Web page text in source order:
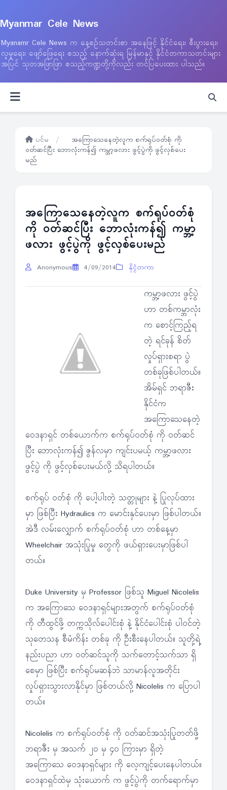
Myanmar Cele News
Myanamr Cele News က နေ့စဉ်သတင်းစာ အနေဖြင့် နိုင်ငံရေး၊ စီးပွားရေး၊
လူမှုရေး၊ ဖျော်ဖြေရေး စသည့် နောက်ဆုံးရ မြန်မာနှင့် နိုင်ငံတကာသတင်းများ
အပြင် သုတအဖြာဖြာ စသည့်ကဏ္ဍတို့ကိုလည်း တင်ပြပေးထား ပါသည်။
ပင်မ /
အကြောသေနေတဲ့လူက စက်ရုပ်ဝတ်စုံ ကို
ဝတ်ဆင်ပြီး ဘောလုံးကန်၍ ကမ္ဘာ့ဖလား ဖွင့်ပွဲကို ဖွင့်လှစ်ပေး
မည်
အကြောသေနေတဲ့လူက စက်ရုပ်ဝတ်စုံ
ကို ဝတ်ဆင်ပြီး ဘောလုံးကန်၍ ကမ္ဘာ့
ဖလား ဖွင့်ပွဲကို ဖွင့်လှစ်ပေးမည်
Anonymous 4/09/2014 နိုင္ငံတကာ
ကမ္ဘာ့ဖလား ဖွင့်ပွဲ
ဟာ တစ်ကမ္ဘာလုံး
က စောင့်ကြည့်ရ
တဲ့ ရင်ခုန် စိတ်
လှုပ်ရှားစရာ ပွဲ
တစ်ခုဖြစ်ပါတယ်။
အိမ်ရှင် ဘရာဇီး
နိုင်ငံက
အကြောသေနေတဲ့
ဝေဒနာရှင် တစ်ယောက်က စက်ရုပ်ဝတ်စုံ ကို ဝတ်ဆင်
ပြီး ဘောလုံးကန်၍ ဇွန်လမှာ ကျင်းပမယ့် ကမ္ဘာ့ဖလား
ဖွင့်ပွဲ ကို ဖွင့်လှစ်ပေးမယ်လို့ သိရပါတယ်။
စက်ရုပ် ဝတ်စုံ ကို ပေါ့ပါးတဲ့ သတ္တုများ နဲ့ ပြုလုပ်ထား
မှာ ဖြစ်ပြီး Hydraulics က မောင်းနှင်ပေးမှာ ဖြစ်ပါတယ်။
အဲဒီ လမ်းလျှောက် စက်ရုပ်ဝတ်စုံ ဟာ တစ်နေ့မှာ
Wheelchair အသုံးပြုမှု တွေကို ဖယ်ရှားပေးမှာဖြစ်ပါ
တယ်။
Duke University မှ Professor ဖြစ်သူ Miguel Nicolelis
က အကြောသေ ဝေဒနာရှင်များအတွက် စက်ရုပ်ဝတ်စုံ
ကို တီထွင်ဖို့ တက္ကသိုလ်ပေါင်းစုံ နဲ့ နိုင်ငံပေါင်းစုံ ပါဝင်တဲ့
သုတေသန စီမံကိန်း တစ်ခု ကို ဦးစီးနေပါတယ်။ သူတို့ရဲ့
နည်းပညာ ဟာ ဝတ်ဆင်သူကို သက်တောင့်သက်သာ ရှိ
စေမှာ ဖြစ်ပြီး စက်ရုပ်မဆန်ဘဲ သာမာန်လူအတိုင်း
လှုပ်ရှားသွားလာနိုင်မှာ ဖြစ်တယ်လို့ Nicolelis က ပြောပါ
တယ်။
Nicolelis က စက်ရုပ်ဝတ်စုံ ကို ဝတ်ဆင်အသုံးပြုတတ်ဖို့
ဘရာဇီး မှ အသက် ၂၀ မှ ၄၀ ကြားမှာ ရှိတဲ့
အကြောသေ ဝေဒနာရှင်များ ကို လေ့ကျင့်ပေးနေပါတယ်။
ဝေဒနာရှင်ထဲမှ သုံးယောက် က ဖွင့်ပွဲကို တက်ရောက်မှာ